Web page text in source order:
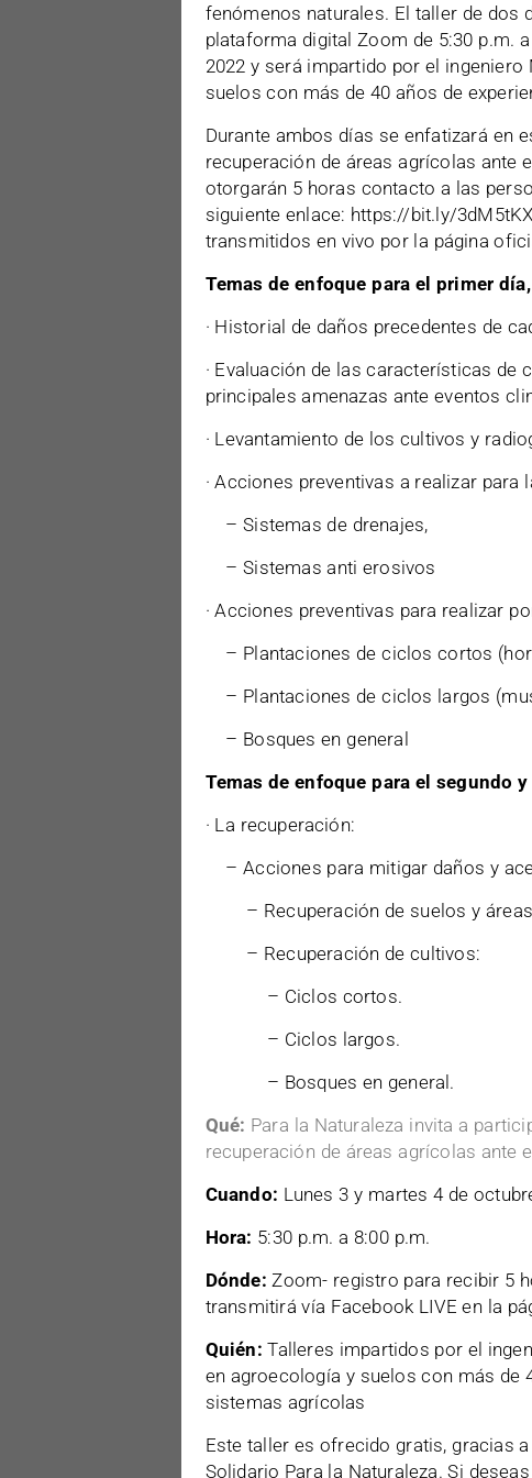
fenómenos naturales. El taller de dos
plataforma digital Zoom de 5:30 p.m.
2022 y será impartido por el
suelos con más de 40 años de
Durante ambos días se enfatizará en
recuperación de áreas agrícolas ante
otorgarán 5 horas contacto a las
siguiente enlace: https://bit.ly/
transmitidos en vivo por la página
Temas de enfoque para el primer
· Historial de daños precedentes de
· Evaluación de las características de
principales amenazas ante eventos
· Levantamiento de los cultivos y
· Acciones preventivas a realizar para
– Sistemas de drenajes,
– Sistemas anti erosivos
· Acciones preventivas para realizar
– Plantaciones de ciclos cortos
– Plantaciones de ciclos largos
– Bosques en general
Temas de enfoque para el segundo
· La recuperación:
– Acciones para mitigar daños y
– Recuperación de suelos y áreas
– Recuperación de cultivos:
– Ciclos cortos.
– Ciclos largos.
– Bosques en general.
Qué: Para la Naturaleza invita a
recuperación de áreas agrícolas ante
Cuando: Lunes 3 y martes 4 de
Hora: 5:30 p.m. a 8:00 p.m.
Dónde: Zoom- registro para recibir 5
transmitirá vía Facebook LIVE en la
Quién: Talleres impartidos por el
en agroecología y suelos con más de
sistemas agrícolas
Este taller es ofrecido gratis, gracias
Solidario Para la Naturaleza. Si